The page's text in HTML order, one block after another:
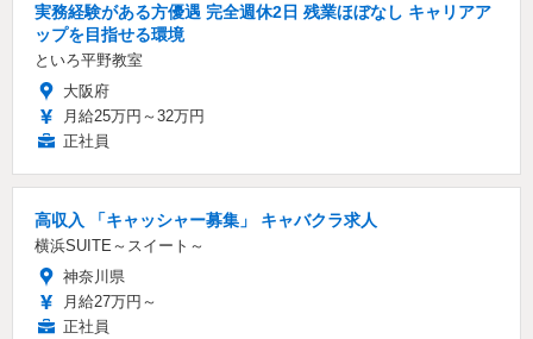
実務経験がある方優遇 完全週休2日 残業ほぼなし キャリアア
ップを目指せる環境
といろ平野教室
大阪府
月給25万円～32万円
正社員
高収入 「キャッシャー募集」 キャバクラ求人
横浜SUITE～スイート～
神奈川県
月給27万円～
正社員